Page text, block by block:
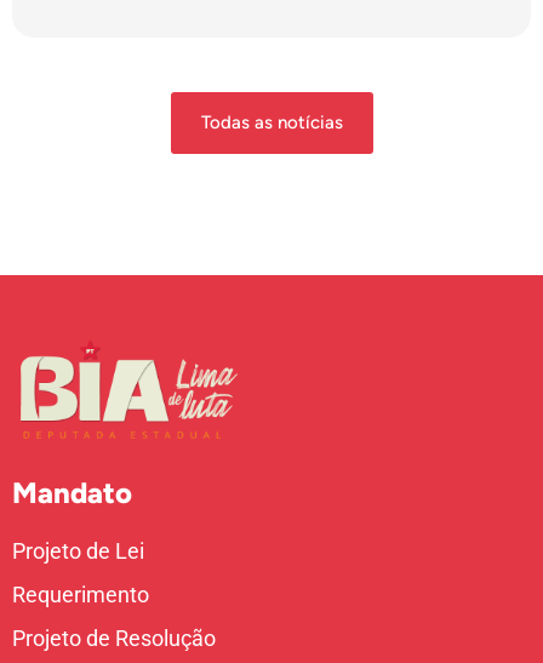
Todas as notícias
Mandato
Projeto de Lei
Requerimento
Projeto de Resolução